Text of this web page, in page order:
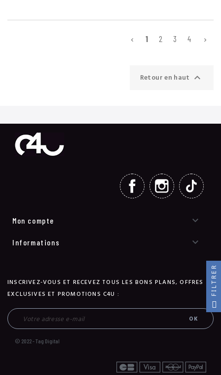
 1 2 3 4 
Retour en haut 
FACEBOOK INSTAGRAM
Mon compte 
Informations 
INSCRIVEZ-VOUS ET RECEVEZ TOUS LES BONS PLANS, OFFRES
EXCLUSIVES ET PROMOTIONS C4U :
© 2022 - Tag Digital
FILTRER